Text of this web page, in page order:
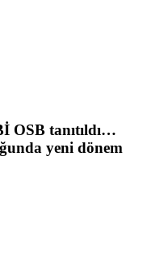
OSB tanıtıldı…
yeni dönem